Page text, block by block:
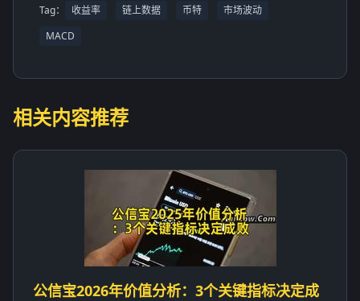
Tag： 收益率 链上数据 币特
市场波动
MACD
相关内容推荐
公信宝2026年价值分析：3个关键指标决定成